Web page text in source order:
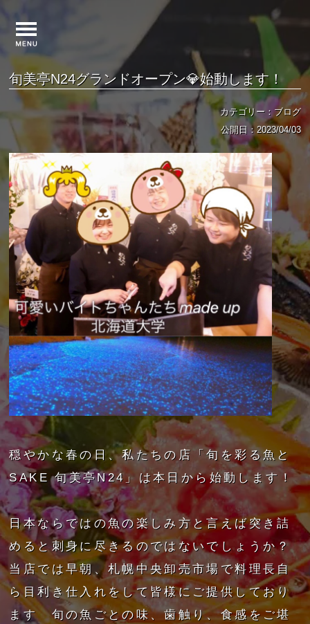
旬美亭N24グランドオープン💎始動します！
カテゴリー：ブログ
公開日：2023/04/03
穏やかな春の日、私たちの店「旬を彩る魚と
SAKE 旬美亭N24」は本日から始動します！
日本ならではの魚の楽しみ方と言えば突き詰
めると刺身に尽きるのではないでしょうか？
当店では早朝、札幌中央卸売市場で料理長自
ら目利き仕入れをして皆様にご提供しており
ます 旬の魚ごとの味、歯触り、食感をご堪